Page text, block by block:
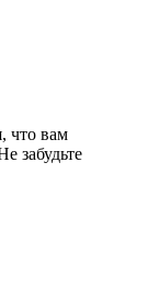
что вам
забудьте